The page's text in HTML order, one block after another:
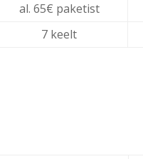
al. 65€ paketist
7 keelt